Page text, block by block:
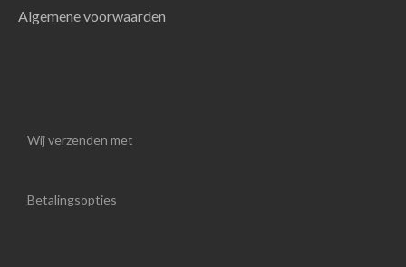
Algemene voorwaarden
Wij verzenden met
Betalingsopties